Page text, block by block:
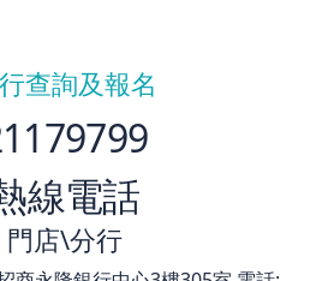
查詢及報名
線電話
門店\分行